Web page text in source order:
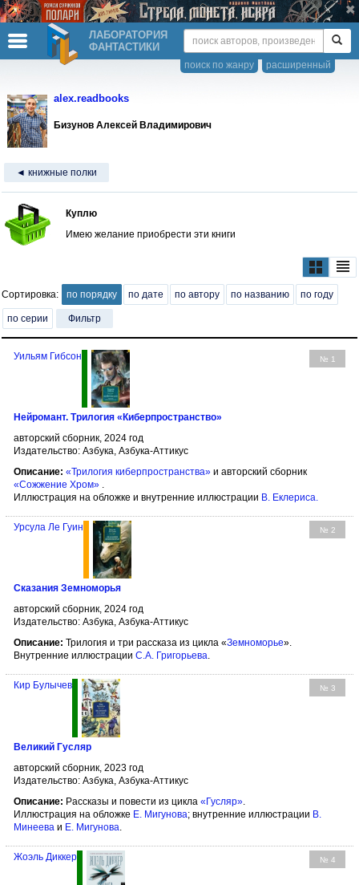
ЛАБОРАТОРИЯ
ФАНТАСТИКИ
расширенный
поиск по жанру
alex.readbooks
Бизунов Алексей Владимирович
◄ книжные полки
Куплю
Имею желание приобрести эти книги
Сортировка: по порядку по дате по автору по названию по году
по серии Фильтр
№ 1
Уильям Гибсон
Нейромант. Трилогия «Киберпространство»
авторский сборник, 2024 год
Издательство: Азбука, Азбука-Аттикус
Описание: «Трилогия киберпространства» и авторский сборник
«Сожжение Хром» .
Иллюстрация на обложке и внутренние иллюстрации В. Еклериса.
№ 2
Урсула Ле Гуин
Сказания Земноморья
авторский сборник, 2024 год
Издательство: Азбука, Азбука-Аттикус
Описание: Трилогия и три рассказа из цикла «Земноморье».
Внутренние иллюстрации С.А. Григорьева.
№ 3
Кир Булычев
Великий Гусляр
авторский сборник, 2023 год
Издательство: Азбука, Азбука-Аттикус
Описание: Рассказы и повести из цикла «Гусляр»
Иллюстрация на обложке Е. Мигунова; внутренние иллюстрации В.
Минеева и Е. Мигунова
№ 4
Жоэль Диккер